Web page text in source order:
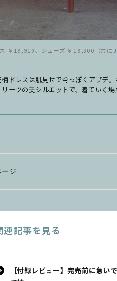
￥19,910、シューズ ￥19,800（共に
柄ドレスは肌見せで今っぽくアプデ
ーツの美シルエットで、着ていく場
ージ
連記事を見る
【付録レビュー】完売前に急